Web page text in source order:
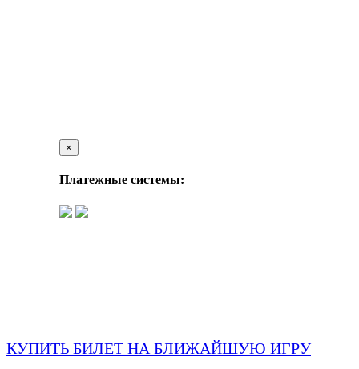
×
Платежные системы:
КУПИТЬ БИЛЕТ НА БЛИЖАЙШУЮ ИГРУ